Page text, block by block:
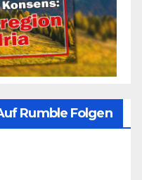
Rumble Folgen